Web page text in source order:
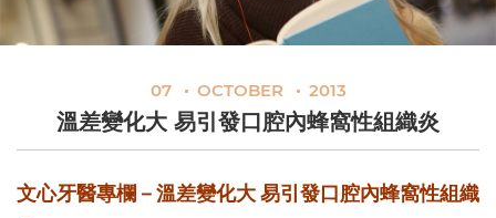
07 OCTOBER 2013
溫差變化大 易引發口腔內蜂窩性組織炎
文心牙醫專欄－溫差變化大 易引發口腔內蜂窩性組織